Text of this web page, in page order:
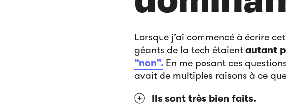
Lorsque j’ai commencé à écrire
géants de la tech étaient autant
“non”. En me posant ces
avait de multiples raisons à ce
Ils sont très bien faits.